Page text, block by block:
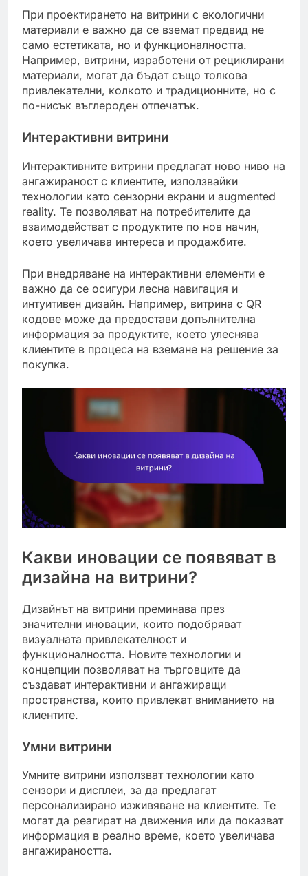
При проектирането на витрини с екологични
материали е важно да се вземат предвид не
само естетиката, но и функционалността.
Например, витрини, изработени от рециклирани
материали, могат да бъдат също толкова
привлекателни, колкото и традиционните, но с
по-нисък въглероден отпечатък.
Интерактивни витрини
Интерактивните витрини предлагат ново ниво на
ангажираност с клиентите, използвайки
технологии като сензорни екрани и augmented
reality. Те позволяват на потребителите да
взаимодействат с продуктите по нов начин,
което увеличава интереса и продажбите.
При внедряване на интерактивни елементи е
важно да се осигури лесна навигация и
интуитивен дизайн. Например, витрина с QR
кодове може да предостави допълнителна
информация за продуктите, което улеснява
клиентите в процеса на вземане на решение за
покупка.
Какви иновации се появяват в
дизайна на витрини?
Дизайнът на витрини преминава през
значителни иновации, които подобряват
визуалната привлекателност и
функционалността. Новите технологии и
концепции позволяват на търговците да
създават интерактивни и ангажиращи
пространства, които привлекат вниманието на
клиентите.
Умни витрини
Умните витрини използват технологии като
сензори и дисплеи, за да предлагат
персонализирано изживяване на клиентите. Те
могат да реагират на движения или да показват
информация в реално време, което увеличава
ангажираността.